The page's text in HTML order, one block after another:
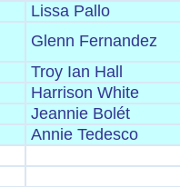
Lissa Pallo
Glenn Fernandez
Troy Ian Hall
Harrison White
Jeannie Bolét
Annie Tedesco